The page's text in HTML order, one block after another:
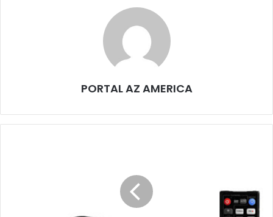
PORTAL AZ AMERICA